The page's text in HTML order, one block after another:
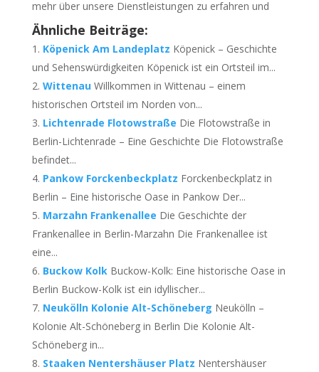
mehr über unsere Dienstleistungen zu erfahren und
Ähnliche Beiträge:
Köpenick Am Landeplatz Köpenick – Geschichte
und Sehenswürdigkeiten Köpenick ist ein Ortsteil im...
Wittenau Willkommen in Wittenau – einem
historischen Ortsteil im Norden von...
Lichtenrade Flotowstraße Die Flotowstraße in
Berlin-Lichtenrade – Eine Geschichte Die Flotowstraße
befindet...
Pankow Forckenbeckplatz Forckenbeckplatz in
Berlin – Eine historische Oase in Pankow Der...
Marzahn Frankenallee Die Geschichte der
Frankenallee in Berlin-Marzahn Die Frankenallee ist
eine...
Buckow Kolk Buckow-Kolk: Eine historische Oase in
Berlin Buckow-Kolk ist ein idyllischer...
Neukölln Kolonie Alt-Schöneberg Neukölln –
Kolonie Alt-Schöneberg in Berlin Die Kolonie Alt-
Schöneberg in...
Staaken Nentershäuser Platz Nentershäuser